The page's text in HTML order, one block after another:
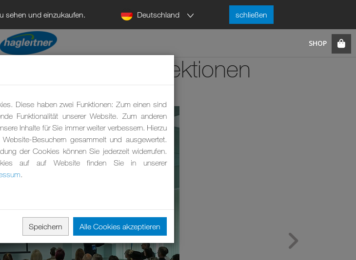
sehen und einzukaufen. Deutschland schließen
Krankenhausinfektionen
Diese haben zwei Funktionen: Zum einen sind
Funktionalität unserer Website. Zum anderen
Inhalte für Sie immer weiter verbessern. Hierzu
Besuchern gesammelt und ausgewertet.
der Cookies können Sie jederzeit widerrufen.
auf auf Website finden Sie in unserer
.
Speichern Alle Cookies akzeptieren